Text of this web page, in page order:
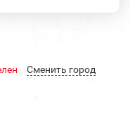
Cменить город